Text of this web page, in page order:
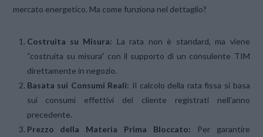
mercato energetico. Ma come funziona nel dettaglio?
Costruita su Misura: La rata non è standard, ma viene
“costruita su misura” con il supporto di un consulente TIM
direttamente in negozio.
Basata sui Consumi Reali: Il calcolo della rata fissa si basa
sui consumi effettivi del cliente registrati nell’anno
precedente.
Prezzo della Materia Prima Bloccato: Per garantire